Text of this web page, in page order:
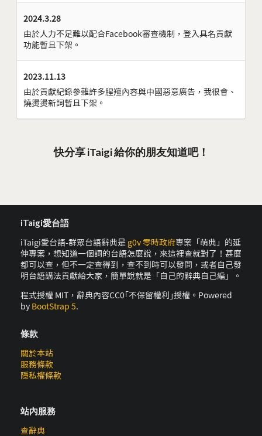
2024.3.28
由於人力不足難以配合Facebook審查機制，登入具名貢獻
功能暫且下架。
2023.11.13
由於貢獻紀錄參雜許多腥羶內容與中國惡意廣告，我很會、
燒燙燙新詞暫且下架。
快分享 iTaigi 給你的朋友知道吧！
iTaigi愛台語
iTaigi愛台語-群眾台語辭典是 g0v 零時政府專案「萌典」的延
伸專案，想知道一個詞的台語怎麼說，來這裡查就對了！甚麼
都可以查，但不一定查得到，查不到時可以發問，或者自己發
明台語講法貢獻給大家，簡單說就是「自己的辭典自己編」。
程式授權 MIT，辭典內容CC0｢不保留權利｣授權。Powered
by BootStrap 5.
條款
關於本站
服務條款
隱私權條款
站內服務
查辭典